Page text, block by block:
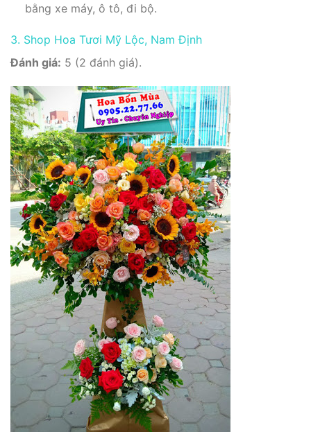
bằng xe máy, ô tô, đi bộ.
3. Shop Hoa Tươi Mỹ Lộc, Nam Định
Đánh giá: 5 (2 đánh giá).